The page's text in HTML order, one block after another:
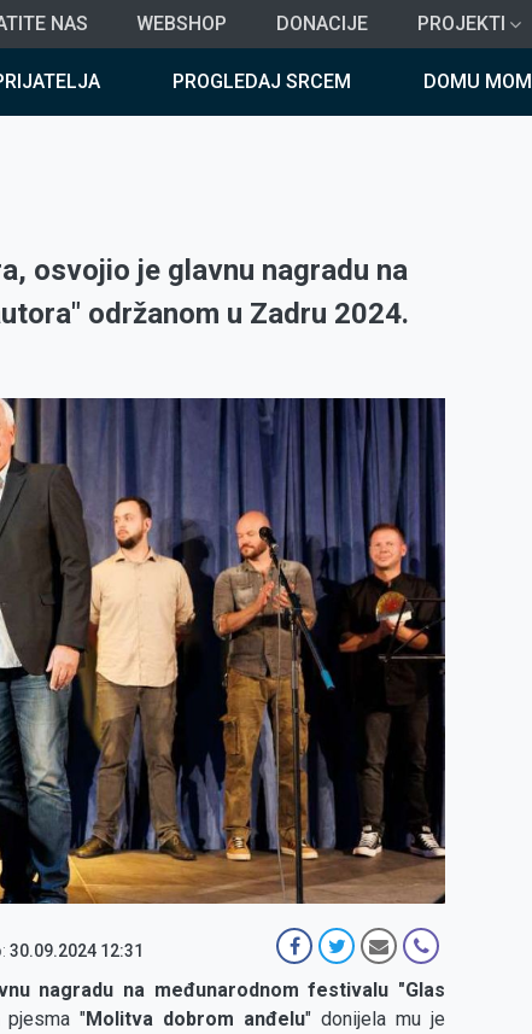
NAS WEBSHOP DONACIJE PROJEKTI
PROGLEDAJ SRCEM DOMU MOM
osvojio je glavnu nagradu na
održanom u Zadru 2024.
30.09.2024 12:31
nagradu na međunarodnom festivalu "Glas
pjesma "Molitva dobrom anđelu" donijela mu je